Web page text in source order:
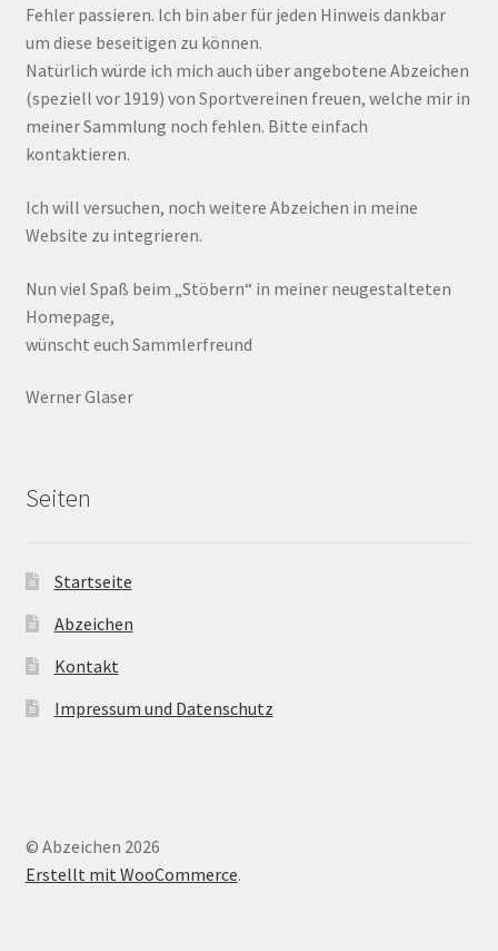
Fehler passieren. Ich bin aber für jeden Hinweis dankbar
um diese beseitigen zu können.
Natürlich würde ich mich auch über angebotene Abzeichen
(speziell vor 1919) von Sportvereinen freuen, welche mir in
meiner Sammlung noch fehlen. Bitte einfach
kontaktieren.
Ich will versuchen, noch weitere Abzeichen in meine
Website zu integrieren.
Nun viel Spaß beim „Stöbern“ in meiner neugestalteten
Homepage,
wünscht euch Sammlerfreund
Werner Glaser
Seiten
Startseite
Abzeichen
Kontakt
Impressum und Datenschutz
© Abzeichen 2026
Erstellt mit WooCommerce.